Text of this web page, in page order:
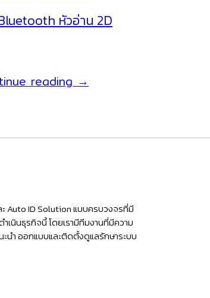
จอ
มือ
7200HP
โค้ด
แบบ
ตั้ง
หัวอ่าน 2D
readingเครื่อง
โค้ด
มี
ขา
ตั้ง
→
ะ Auto ID Solution แบบครบวงจรที่มี
เนินธุรกิจนี้ โดยเรามีทีมงานที่มีความ
นำ ออกแบบและติดตั้งดูแลรักษาระบบ